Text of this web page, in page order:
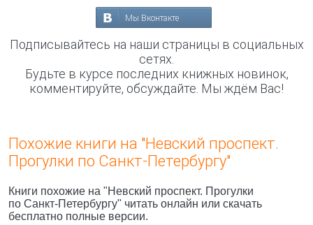
Мы Вконтакте
Подписывайтесь на наши страницы в социальных
сетях.
Будьте в курсе последних книжных новинок,
комментируйте, обсуждайте. Мы ждём Вас!
Похожие книги на "Невский проспект.
Прогулки по Санкт-Петербургу"
Книги похожие на "Невский проспект. Прогулки
по Санкт-Петербургу" читать онлайн или скачать
бесплатно полные версии.